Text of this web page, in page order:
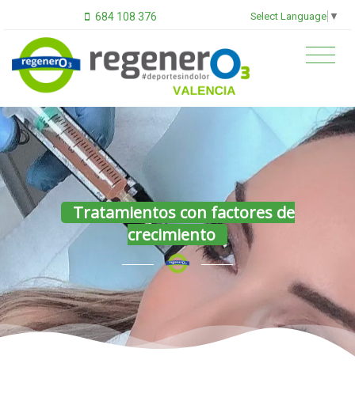
684 108 376 Select Language ▼
Tratamientos con factores de
crecimiento